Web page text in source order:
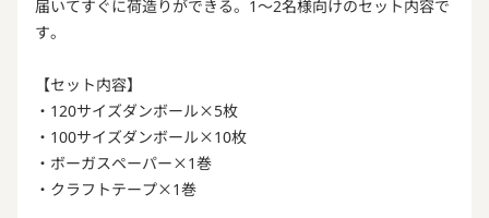
届いてすぐに荷造りができる。1～2名様向けのセット内容で
す。
【セット内容】
・120サイズダンボール×5枚
・100サイズダンボール×10枚
・ボーガスペーパー×1巻
・クラフトテープ×1巻